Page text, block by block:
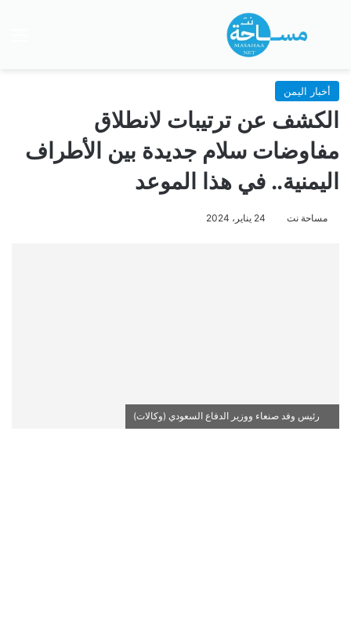
بحث عن
أخبار اليمن
الكشف عن ترتيبات لانطلاق
مفاوضات سلام جديدة بين الأطراف
اليمنية.. في هذا الموعد
مساحة نت 24 يناير، 2024
رئيس وفد صنعاء ووزير الدفاع السعودي (وكالات)